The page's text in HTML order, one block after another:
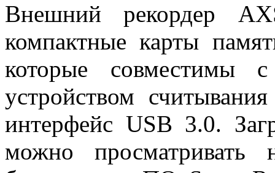
Внешний рекордер
компактные карты
которые совместимы
устройством
интерфейс USB 3.0.
можно просматривать